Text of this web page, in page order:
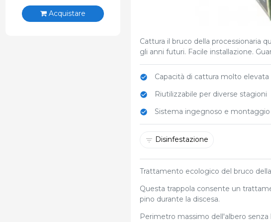
Acquistare
Cattura il bruco della processionaria
gli anni futuri. Facile installazione.
Capacità di cattura molto elevata
Riutilizzabile per diverse stagioni
Sistema ingegnoso e
Disinfestazione
Trattamento ecologico del bruco
Questa trappola consente un
pino durante la discesa.
Perimetro massimo dell'albero